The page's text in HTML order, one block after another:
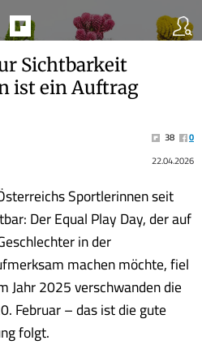
Sichtbarkeit
ist ein Auftrag
38
0
22.04.2026
Sportlerinnen seit
Der Equal Play Day, der auf
in der
machen möchte, fiel
Jahr 2025 verschwanden die
Februar – das ist die gute
folgt.